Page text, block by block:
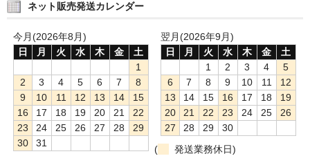
ネット販売発送カレンダー
今月(2026年8月)
日
月 火 水 木 金
土
1
2
3 4 5 6 7
8
9
10 11 12 13 14
15
16
17 18 19 20 21
22
23
24 25 26 27 28
29
30
31
翌月(2026年9月)
日
月 火 水 木 金
土
1
2 3 4
5
6
7 8 9 10 11
12
13
14 15 16 17 18
19
20
21 22 23 24 25
26
27
28 29
30
(
発送業務休日)